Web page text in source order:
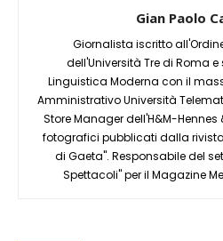
Gian Paolo
Giornalista iscritto
dell'Università Tre di Roma
Linguistica Moderna con il
Amministrativo Università
Store Manager dell'H&M-Hennes
fotografici pubblicati dalla
di Gaeta". Responsabile del
Spettacoli" per il Magazine